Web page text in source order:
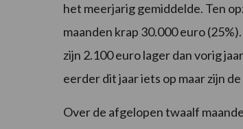
het meerjarig gemiddelde. Ten
maanden krap 30.000 euro
zijn 2.100 euro lager dan vorig
eerder dit jaar iets op maar zijn
Over de afgelopen twaalf